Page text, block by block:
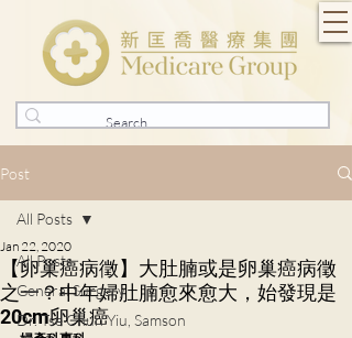
Post
All Posts
General Surgery
Dr. Tse Chun Yiu, Samson
All Posts
【卵巢癌病徵】大肚腩或是卵巢癌病徵
之一？中年婦肚腩愈來愈大，始發現是
20cm卵巢癌
Jan 22, 2020